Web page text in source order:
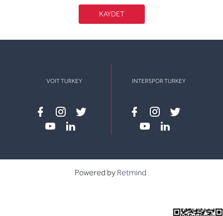
KAYDET
VOIT TURKEY
Facebook
instagram
twitter
INTERSPOR TURKEY
Facebook
instagram
twitter
Powered by Retmind